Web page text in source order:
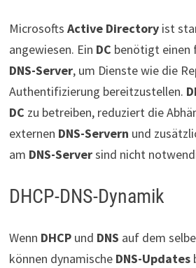
Microsofts Active Directoryist
angewiesen. Ein DC benötigt einen
DNS-Server, um Dienste wie die
Authentifizierung bereitzustellen.
DC zu betreiben, reduziert die
externen DNS-Servern und
am DNS-Serversind nicht
DHCP-DNS-Dynamik
Wenn DHCPund DNS auf dem
können dynamische DNS-Updates